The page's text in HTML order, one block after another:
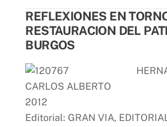
REFLEXIONES EN
RESTAURACION DEL
BURGOS
CARLOS ALBERTO
2012
Editorial: GRAN VIA,